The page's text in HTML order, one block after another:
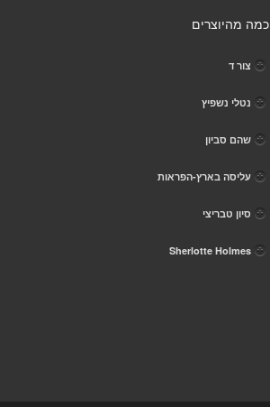
כמה מהיוצרים
צור ד
נטלי נשפיץ
שהם סביון
עליסה בארץ-הפראות
סיון טבריצי
Sherlotte Holmes